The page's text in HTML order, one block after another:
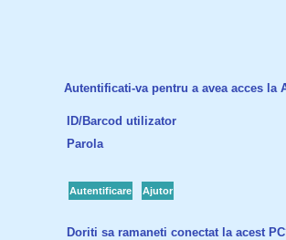
Autentificati-va pentru a avea acces
ID/Barcod utilizator
Parola
Autentificare Ajutor
Doriti sa ramaneti conectat la acest